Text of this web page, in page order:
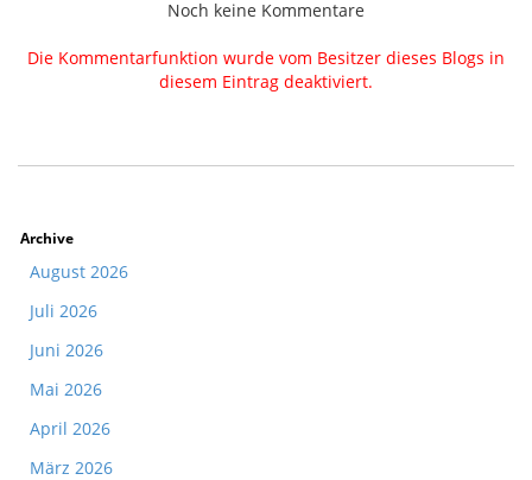
Noch keine Kommentare
Die Kommentarfunktion wurde vom Besitzer dieses Blogs in
diesem Eintrag deaktiviert.
Archive
August 2026
Juli 2026
Juni 2026
Mai 2026
April 2026
März 2026